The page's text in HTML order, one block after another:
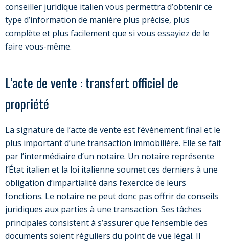
conseiller juridique italien vous permettra d’obtenir ce
type d’information de manière plus précise, plus
complète et plus facilement que si vous essayiez de le
faire vous-même.
L’acte de vente : transfert officiel de
propriété
La signature de l’acte de vente est l’événement final et le
plus important d’une transaction immobilière. Elle se fait
par l’intermédiaire d’un notaire. Un notaire représente
l’État italien et la loi italienne soumet ces derniers à une
obligation d’impartialité dans l’exercice de leurs
fonctions. Le notaire ne peut donc pas offrir de conseils
juridiques aux parties à une transaction. Ses tâches
principales consistent à s’assurer que l’ensemble des
documents soient réguliers du point de vue légal. Il